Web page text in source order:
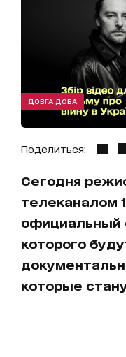
ДОВГА ДОБА
Поделиться:
Сегодня
телеканалом
официальный
которого
которые